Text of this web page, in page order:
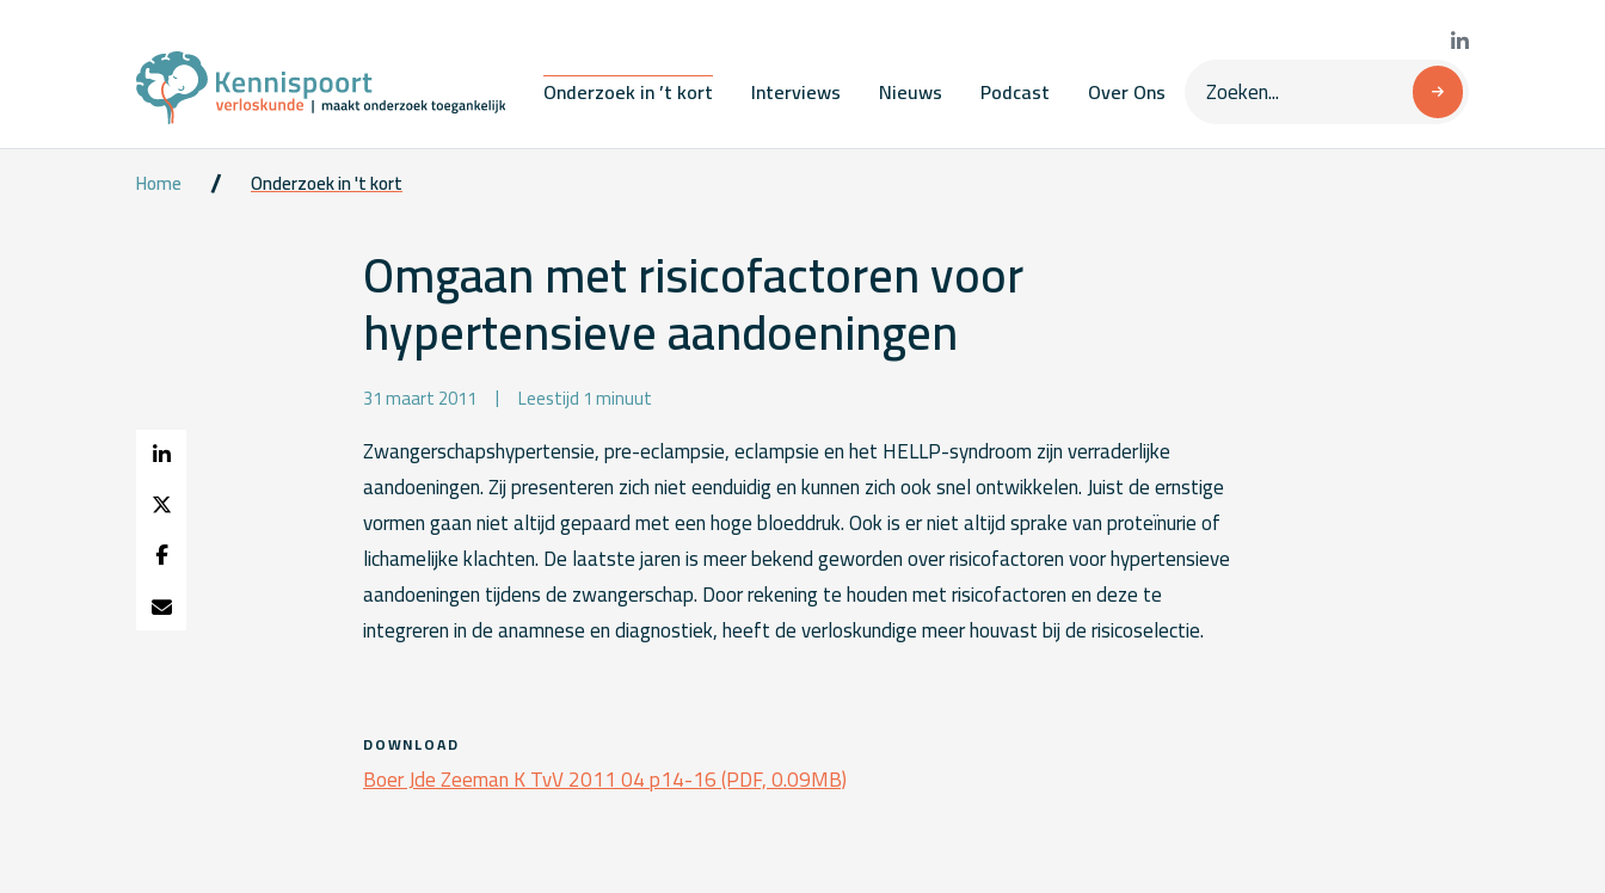
Onderzoek in ’t kort Interviews Nieuws Podcast Over Ons
Home Onderzoek in 't kort
Omgaan met risicofactoren voor
hypertensieve aandoeningen
31 maart 2011 Leestijd 1 minuut
Zwangerschapshypertensie, pre-eclampsie, eclampsie en het HELLP-syndroom zijn verraderlijke
aandoeningen. Zij presenteren zich niet eenduidig en kunnen zich ook snel ontwikkelen. Juist de ernstige
vormen gaan niet altijd gepaard met een hoge bloeddruk. Ook is er niet altijd sprake van proteïnurie of
lichamelijke klachten. De laatste jaren is meer bekend geworden over risicofactoren voor hypertensieve
aandoeningen tijdens de zwangerschap. Door rekening te houden met risicofactoren en deze te
integreren in de anamnese en diagnostiek, heeft de verloskundige meer houvast bij de risicoselectie.
DOWNLOAD
Boer Jde Zeeman K TvV 2011 04 p14-16 (PDF, 0.09MB)